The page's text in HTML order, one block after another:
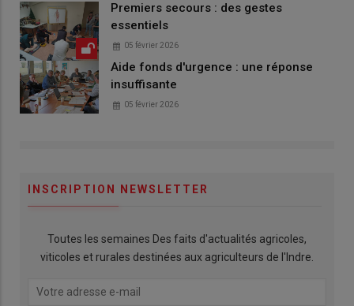
Premiers secours : des gestes
essentiels
05 février 2026
Aide fonds d'urgence : une réponse
insuffisante
05 février 2026
INSCRIPTION NEWSLETTER
Toutes les semaines Des faits d'actualités agricoles,
viticoles et rurales destinées aux agriculteurs de l'Indre.